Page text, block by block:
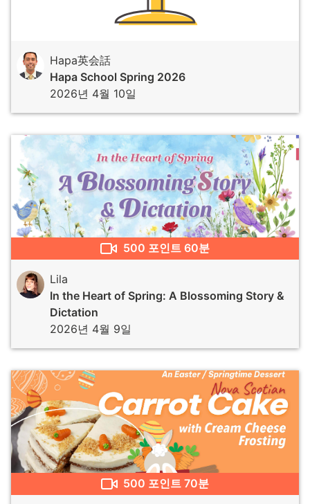
Hapa英会話
Hapa School Spring 2026
2026년 4월 10일
500 포인트60분
Lila
In the Heart of Spring: A Blossoming Story &
Dictation
2026년 4월 9일
500 포인트 70분